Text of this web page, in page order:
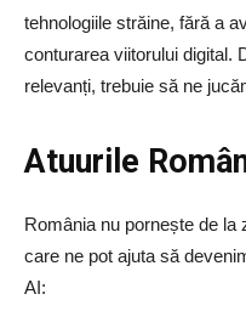
tehnologiile străine, fără a
conturarea viitorului digital.
relevanți, trebuie să ne
Atuurile
România nu pornește de
care ne pot ajuta să
AI: